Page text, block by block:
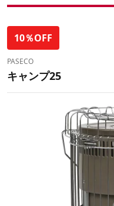
10％OFF
PASECO
キャンプ25